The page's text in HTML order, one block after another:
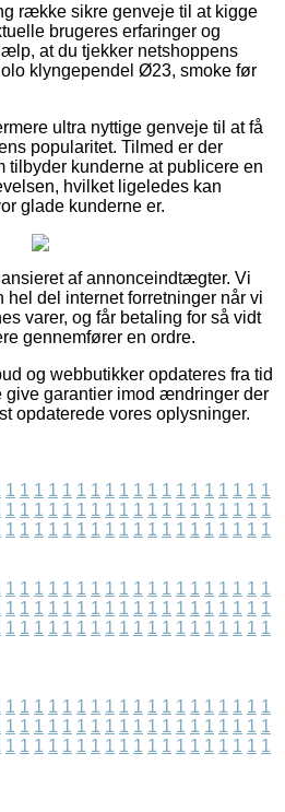
række sikre genveje til at kigge
brugeres erfaringer og
at du tjekker netshoppens
klyngependel Ø23, smoke før
ultra nyttige genveje til at få
popularitet. Tilmed er der
tilbyder kunderne at publicere en
hvilket ligeledes kan
glade kunderne er.
af annonceindtægter. Vi
hel del internet forretninger når vi
varer, og får betaling for så vidt
gennemfører en ordre.
og webbutikker opdateres fra tid
give garantier imod ændringer der
opdaterede vores oplysninger.
1 1 1 1 1 1 1 1 1 1 1 1 1 1 1 1 1 1 1
1 1 1 1 1 1 1 1 1 1 1 1 1 1 1 1 1 1 1
1 1 1 1 1 1 1 1 1 1 1 1 1 1 1 1 1 1 1
1 1 1 1 1 1 1 1 1 1 1 1 1 1 1 1 1 1 1
1 1 1 1 1 1 1 1 1 1 1 1 1 1 1 1 1 1 1
1 1 1 1 1 1 1 1 1 1 1 1 1 1 1 1 1 1 1
1 1 1 1 1 1 1 1 1 1 1 1 1 1 1 1 1 1 1
1 1 1 1 1 1 1 1 1 1 1 1 1 1 1 1 1 1 1
1 1 1 1 1 1 1 1 1 1 1 1 1 1 1 1 1 1 1